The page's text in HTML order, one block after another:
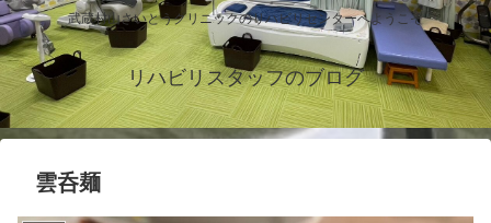
武蔵村山さいとうクリニックのリハビリセンターへようこそ
リハビリスタッフのブログ
雲呑麺